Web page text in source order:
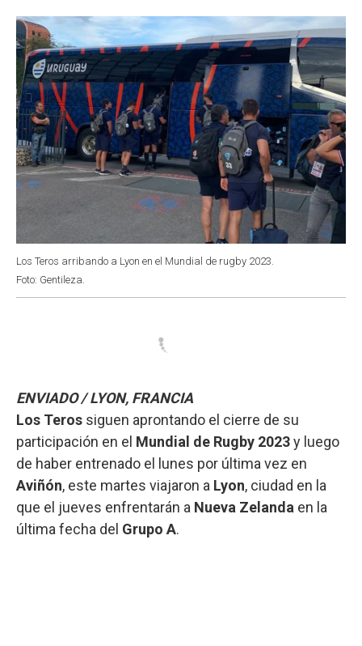
k
n
Los Teros arribando a Lyon en el Mundial de rugby 2023.
Foto: Gentileza.
ENVIADO / LYON, FRANCIA
Los Teros siguen aprontando el cierre de su
participación en el Mundial de Rugby 2023y luego
de haber entrenado el lunes por última vez en
Aviñón, este martes viajaron a Lyon, ciudad en la
que el jueves enfrentarán a Nueva Zelanda en la
última fecha del Grupo A.